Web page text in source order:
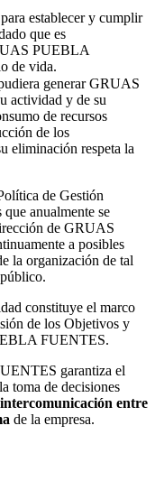
establecer y cumplir
que es
PUEBLA
de vida.
generar GRUAS
actividad y de su
de recursos
de los
eliminación respeta la
de Gestión
anualmente se
de GRUAS
a posibles
la organización de tal
constituye el marco
de los Objetivos y
FUENTES.
garantiza el
toma de decisiones
intercomunicación entre
de la empresa.